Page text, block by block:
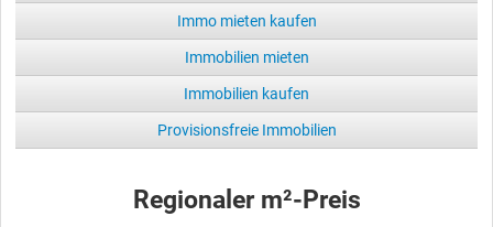
Immo mieten kaufen
Immobilien mieten
Immobilien kaufen
Provisionsfreie Immobilien
Regionaler m²-Preis